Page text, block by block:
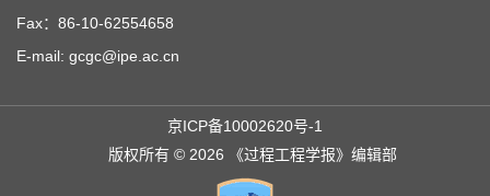
Fax：86-10-62554658
E-mail: gcgc@ipe.ac.cn
京ICP备10002620号-1
版权所有 © 2026 《过程工程学报》编辑部